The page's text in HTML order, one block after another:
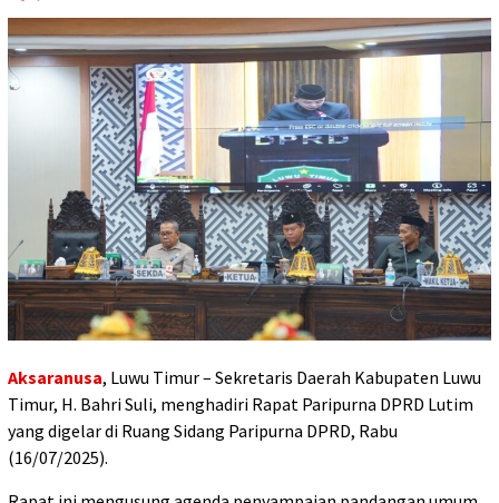
Aksaranusa, Luwu Timur – Sekretaris Daerah Kabupaten Luwu
Timur, H. Bahri Suli, menghadiri Rapat Paripurna DPRD Lutim
yang digelar di Ruang Sidang Paripurna DPRD, Rabu
(16/07/2025).